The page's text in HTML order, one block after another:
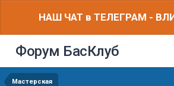
НАШ ЧАТ в ТЕЛЕГРАМ -
Форум БасКлуб
Мастерская